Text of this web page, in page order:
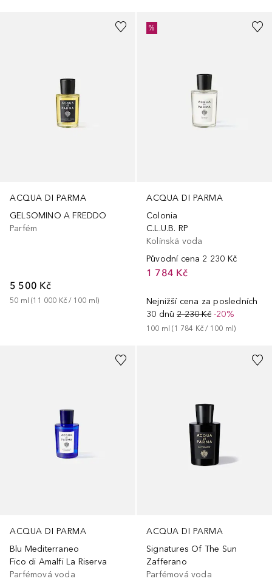
ACQUA DI PARMA
GELSOMINO A FREDDO
Parfém
5 500 Kč
50 ml (11 000 Kč / 100 ml)
ACQUA DI PARMA
Colonia
C.L.U.B. RP
Kolínská voda
Původní cena 2 230 Kč
1 784 Kč
Nejnižší cena za posledních
30 dnů 2 230 Kč-20%
100 ml (1 784 Kč / 100 ml)
%
ACQUA DI PARMA
Blu Mediterraneo
Fico di Amalfi La Riserva
Parfémová voda
ACQUA DI PARMA
Signatures Of The Sun
Zafferano
Parfémová voda